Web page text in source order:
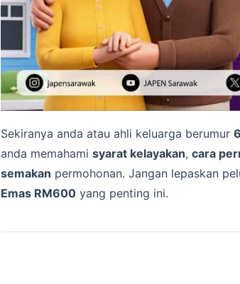
Sekiranya anda atau ahli keluarga berumur
anda memahami syarat kelayakan, cara
semakan permohonan. Jangan lepaskan
Emas RM600 yang penting ini.